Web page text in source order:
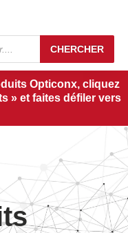
CHERCHER
Opticonx, cliquez
» et faites défiler vers